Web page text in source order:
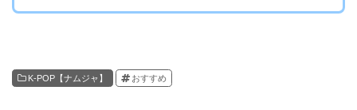
K-POP【ナムジャ】 おすすめ